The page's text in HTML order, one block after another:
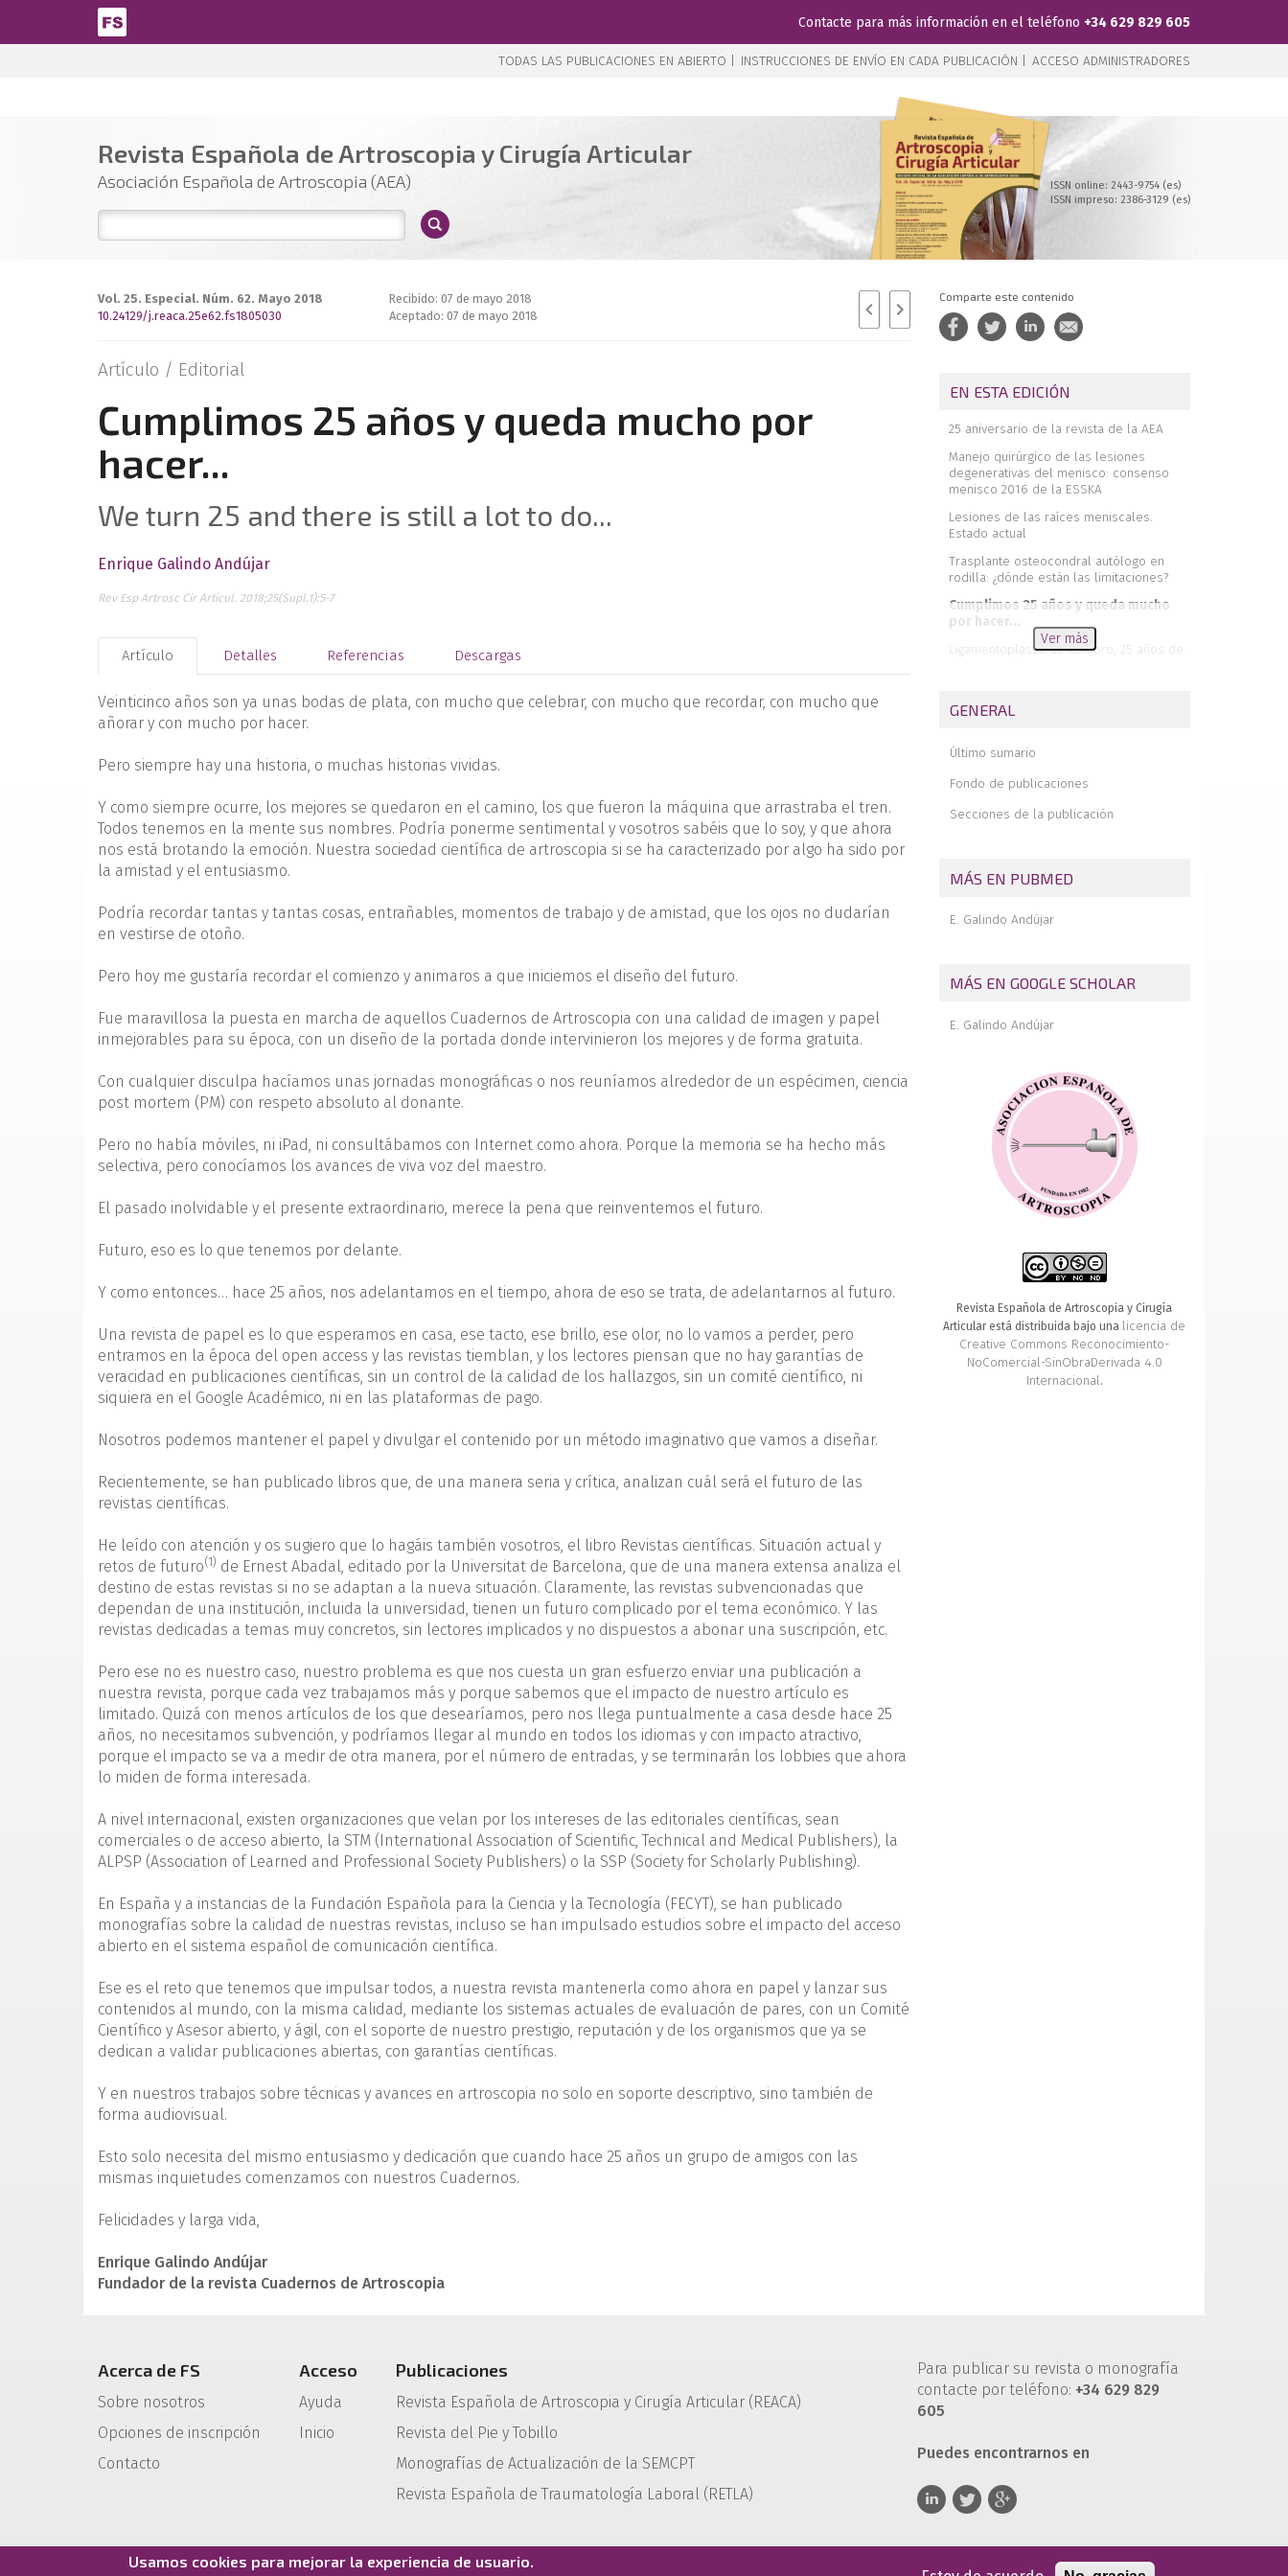
Pasar al contenido principal
Contacte para más información en el teléfono +34 629 829 605
TODAS LAS PUBLICACIONES EN ABIERTO | INSTRUCCIONES DE ENVÍO EN CADA PUBLICACIÓN | ACCESO ADMINISTRADORES
Revista Española de Artroscopia y Cirugía Articular
Asociación Española de Artroscopia (AEA)
ISSN online: 2443-9754 (es)
ISSN impreso: 2386-3129 (es)
Vol. 25. Especial. Núm. 62. Mayo 2018
10.24129/j.reaca.25e62.fs1805030
Recibido: 07 de mayo 2018
Aceptado: 07 de mayo 2018
Artículo / Editorial
Cumplimos 25 años y queda mucho por
hacer...
We turn 25 and there is still a lot to do...
Enrique Galindo Andújar
Rev Esp Artrosc Cir Articul. 2018;25(Supl.1):5-7
Artículo Detalles Referencias Descargas
Veinticinco años son ya unas bodas de plata, con mucho que celebrar, con mucho que recordar, con mucho que
añorar y con mucho por hacer.
Pero siempre hay una historia, o muchas historias vividas.
Y como siempre ocurre, los mejores se quedaron en el camino, los que fueron la máquina que arrastraba el tren.
Todos tenemos en la mente sus nombres. Podría ponerme sentimental y vosotros sabéis que lo soy, y que ahora
nos está brotando la emoción. Nuestra sociedad científica de artroscopia si se ha caracterizado por algo ha sido por
la amistad y el entusiasmo.
Podría recordar tantas y tantas cosas, entrañables, momentos de trabajo y de amistad, que los ojos no dudarían
en vestirse de otoño.
Pero hoy me gustaría recordar el comienzo y animaros a que iniciemos el diseño del futuro.
Fue maravillosa la puesta en marcha de aquellos Cuadernos de Artroscopia con una calidad de imagen y papel
inmejorables para su época, con un diseño de la portada donde intervinieron los mejores y de forma gratuita.
Con cualquier disculpa hacíamos unas jornadas monográficas o nos reuníamos alrededor de un espécimen, ciencia
post mortem (PM) con respeto absoluto al donante.
Pero no había móviles, ni iPad, ni consultábamos con Internet como ahora. Porque la memoria se ha hecho más
selectiva, pero conocíamos los avances de viva voz del maestro.
El pasado inolvidable y el presente extraordinario, merece la pena que reinventemos el futuro.
Futuro, eso es lo que tenemos por delante.
Y como entonces… hace 25 años, nos adelantamos en el tiempo, ahora de eso se trata, de adelantarnos al futuro.
Una revista de papel es lo que esperamos en casa, ese tacto, ese brillo, ese olor, no lo vamos a perder, pero
entramos en la época del open access y las revistas tiemblan, y los lectores piensan que no hay garantías de
veracidad en publicaciones científicas, sin un control de la calidad de los hallazgos, sin un comité científico, ni
siquiera en el Google Académico, ni en las plataformas de pago.
Nosotros podemos mantener el papel y divulgar el contenido por un método imaginativo que vamos a diseñar.
Recientemente, se han publicado libros que, de una manera seria y crítica, analizan cuál será el futuro de las
revistas científicas.
He leído con atención y os sugiero que lo hagáis también vosotros, el libro Revistas científicas. Situación actual y
retos de futuro(1) de Ernest Abadal, editado por la Universitat de Barcelona, que de una manera extensa analiza el
destino de estas revistas si no se adaptan a la nueva situación. Claramente, las revistas subvencionadas que
dependan de una institución, incluida la universidad, tienen un futuro complicado por el tema económico. Y las
revistas dedicadas a temas muy concretos, sin lectores implicados y no dispuestos a abonar una suscripción, etc.
Pero ese no es nuestro caso, nuestro problema es que nos cuesta un gran esfuerzo enviar una publicación a
nuestra revista, porque cada vez trabajamos más y porque sabemos que el impacto de nuestro artículo es
limitado. Quizá con menos artículos de los que desearíamos, pero nos llega puntualmente a casa desde hace 25
años, no necesitamos subvención, y podríamos llegar al mundo en todos los idiomas y con impacto atractivo,
porque el impacto se va a medir de otra manera, por el número de entradas, y se terminarán los lobbies que ahora
lo miden de forma interesada.
A nivel internacional, existen organizaciones que velan por los intereses de las editoriales científicas, sean
comerciales o de acceso abierto, la STM (International Association of Scientific, Technical and Medical Publishers), la
ALPSP (Association of Learned and Professional Society Publishers) o la SSP (Society for Scholarly Publishing).
En España y a instancias de la Fundación Española para la Ciencia y la Tecnología (FECYT), se han publicado
monografías sobre la calidad de nuestras revistas, incluso se han impulsado estudios sobre el impacto del acceso
abierto en el sistema español de comunicación científica.
Ese es el reto que tenemos que impulsar todos, a nuestra revista mantenerla como ahora en papel y lanzar sus
contenidos al mundo, con la misma calidad, mediante los sistemas actuales de evaluación de pares, con un Comité
Científico y Asesor abierto, y ágil, con el soporte de nuestro prestigio, reputación y de los organismos que ya se
dedican a validar publicaciones abiertas, con garantías científicas.
Y en nuestros trabajos sobre técnicas y avances en artroscopia no solo en soporte descriptivo, sino también de
forma audiovisual.
Esto solo necesita del mismo entusiasmo y dedicación que cuando hace 25 años un grupo de amigos con las
mismas inquietudes comenzamos con nuestros Cuadernos.
Felicidades y larga vida,
Enrique Galindo Andújar
Fundador de la revista Cuadernos de Artroscopia
Comparte este contenido
EN ESTA EDICIÓN
25 aniversario de la revista de la AEA
Manejo quirúrgico de las lesiones
degenerativas del menisco: consenso
menisco 2016 de la ESSKA
Lesiones de las raíces meniscales.
Estado actual
Trasplante osteocondral autólogo en
rodilla: ¿dónde están las limitaciones?
Cumplimos 25 años y queda mucho
por hacer...
Ligamentoplastia de hombro, 25 años de
nuestra experiencia de más de 25 años
actualización sobre el abordaje en las
la rodilla
Rotura parcial del tendón supraespinoso
Consenso europeo
Ver más
GENERAL
Último sumario
Fondo de publicaciones
Secciones de la publicación
MÁS EN PUBMED
E. Galindo Andújar
MÁS EN GOOGLE SCHOLAR
E. Galindo Andújar
Revista Española de Artroscopia y Cirugía
Articular está distribuida bajo una licencia de
Creative Commons Reconocimiento-
NoComercial-SinObraDerivada 4.0
Internacional.
Acerca de FS
Sobre nosotros
Opciones de inscripción
Contacto
Acceso
Ayuda
Inicio
Publicaciones
Revista Española de Artroscopia y Cirugía Articular (REACA)
Revista del Pie y Tobillo
Monografías de Actualización de la SEMCPT
Revista Española de Traumatología Laboral (RETLA)
Para publicar su revista o monografía
contacte por teléfono: +34 629 829
605
Puedes encontrarnos en
Usamos cookies para mejorar la experiencia de usuario.